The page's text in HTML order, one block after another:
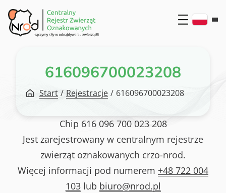
Przejdź
do
treści
616096700023208
Start / Rejestracje / 616096700023208
Chip 616 096 700 023 208
Jest zarejestrowany w centralnym rejestrze
zwierząt oznakowanych crzo-nrod.
Więcej informacji pod numerem +48 722 004
103lub biuro@nrod.pl